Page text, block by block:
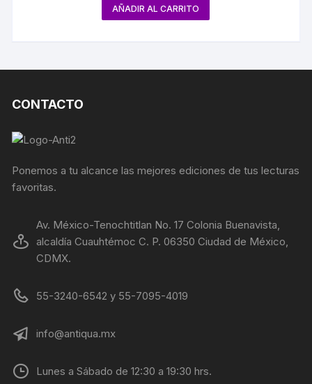
AÑADIR AL CARRITO
CONTACTO
Ponemos a tu alcance las mejores ediciones de tus lecturas
favoritas.
Av. México-Tenochtitlan No. 17 Colonia Buenavista,
alcaldía Cuauhtémoc C. P. 06350 Ciudad de México,
CDMX.
55-3240-6542 y 55-7095-4019
info@antiqua.mx
Lunes a Sábado de 12:30 a 19:30 hrs.